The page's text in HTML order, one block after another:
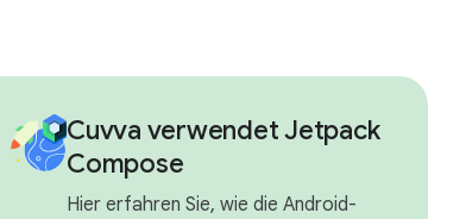
Cuvva verwendet Jetpack
Compose
Hier erfahren Sie, wie die Android-